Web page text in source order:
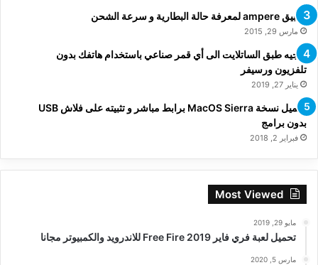
تطبيق ampere لمعرفة حالة البطارية و سرعة الشحن
مارس 29, 2015
توجيه طبق الساتلايت الى أي قمر صناعي باستخدام هاتفك بدون
تلفزيون ورسيفر
يناير 27, 2019
تحميل نسخة MacOS Sierra برابط مباشر و تثبيته على فلاش USB
بدون برامج
فبراير 2, 2018
Most Viewed
مايو 29, 2019
تحميل لعبة فري فاير Free Fire 2019 للاندرويد والكمبيوتر مجانا
مارس 5, 2020